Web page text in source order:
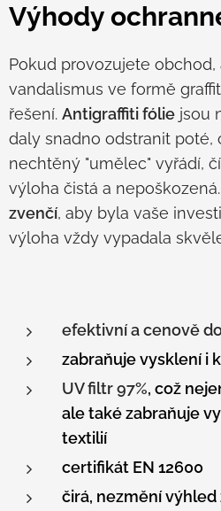
Výhody
Pokud provozujete obchod,
vandalismus ve formě
řešení. Antigraffiti fólie jsou
daly snadno odstranit poté,
nechtěný "umělec" vyřádí,
výloha čistá a
zvenčí, aby byla vaše
výloha vždy vypadala
efektivní a cenově
zabraňuje vysklení i
UV filtr 97%, což
ale také zabraňuje
textilií
certifikát EN 12600
čirá, nezmění výhled